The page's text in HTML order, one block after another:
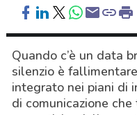
Quando c’è un data
silenzio è
integrato nei piani di
di comunicazione